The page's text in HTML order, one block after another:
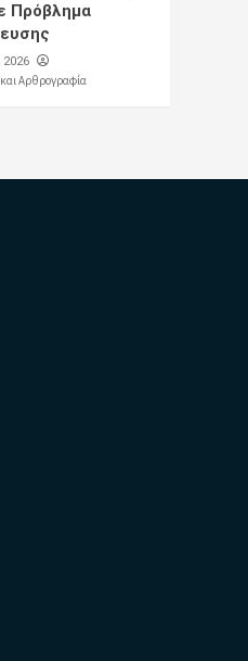
Πρόβλημα
2026
Αρθρογραφία